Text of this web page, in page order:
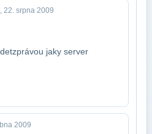
22. srpna 2009
jaky server
2009